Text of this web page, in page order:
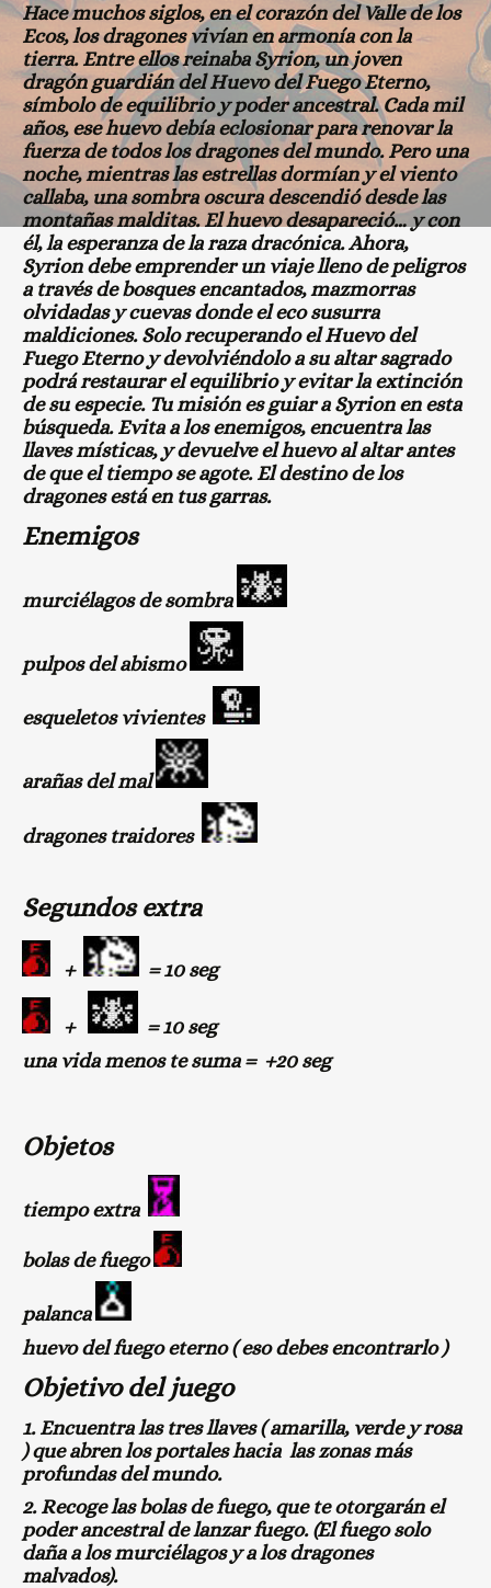
Hace muchos siglos, en el corazón del Valle de los
Ecos, los dragones vivían en armonía con la
tierra. Entre ellos reinaba Syrion, un joven
dragón guardián del Huevo del Fuego Eterno,
símbolo de equilibrio y poder ancestral. Cada mil
años, ese huevo debía eclosionar para renovar la
fuerza de todos los dragones del mundo. Pero una
noche, mientras las estrellas dormían y el viento
callaba, una sombra oscura descendió desde las
montañas malditas. El huevo desapareció… y con
él, la esperanza de la raza dracónica. Ahora,
Syrion debe emprender un viaje lleno de peligros
a través de bosques encantados, mazmorras
olvidadas y cuevas donde el eco susurra
maldiciones. Solo recuperando el Huevo del
Fuego Eterno y devolviéndolo a su altar sagrado
podrá restaurar el equilibrio y evitar la extinción
de su especie. Tu misión es guiar a Syrion en esta
búsqueda. Evita a los enemigos, encuentra las
llaves místicas, y devuelve el huevo al altar antes
de que el tiempo se agote. El destino de los
dragones está en tus garras.
Enemigos
murciélagos de sombra
pulpos del abismo
esqueletos vivientes
arañas del mal
dragones traidores
Segundos extra
+ = 10 seg
+
= 10 seg
una vida menos te suma = +20 seg
Objetos
tiempo extra
bolas de fuego
palanca
huevo del fuego eterno ( eso debes encontrarlo )
Objetivo del juego
1. Encuentra las tres llaves ( amarilla, verde y rosa
) que abren los portales hacia las zonas más
profundas del mundo.
2. Recoge las bolas de fuego, que te otorgarán el
poder ancestral de lanzar fuego. (El fuego solo
daña a los murciélagos y a los dragones
malvados).